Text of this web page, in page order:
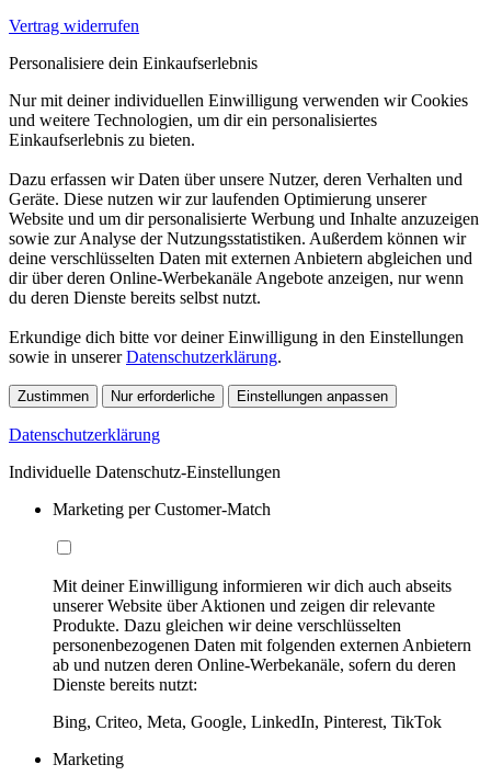
Vertrag widerrufen
Personalisiere dein Einkaufserlebnis
Nur mit deiner individuellen Einwilligung verwenden wir Cookies
und weitere Technologien, um dir ein personalisiertes
Einkaufserlebnis zu bieten.
Dazu erfassen wir Daten über unsere Nutzer, deren Verhalten und
Geräte. Diese nutzen wir zur laufenden Optimierung unserer
Website und um dir personalisierte Werbung und Inhalte anzuzeigen
sowie zur Analyse der Nutzungsstatistiken. Außerdem können wir
deine verschlüsselten Daten mit externen Anbietern abgleichen und
dir über deren Online-Werbekanäle Angebote anzeigen, nur wenn
du deren Dienste bereits selbst nutzt.
Erkundige dich bitte vor deiner Einwilligung in den Einstellungen
sowie in unsererDatenschutzerklärung.
Zustimmen Nur erforderliche Einstellungen anpassen
Datenschutzerklärung
Individuelle Datenschutz-Einstellungen
Marketing per Customer-Match
Mit deiner Einwilligung informieren wir dich auch abseits
unserer Website über Aktionen und zeigen dir relevante
Produkte. Dazu gleichen wir deine verschlüsselten
personenbezogenen Daten mit folgenden externen Anbietern
ab und nutzen deren Online-Werbekanäle, sofern du deren
Dienste bereits nutzt:
Bing, Criteo, Meta, Google, LinkedIn, Pinterest, TikTok
Marketing